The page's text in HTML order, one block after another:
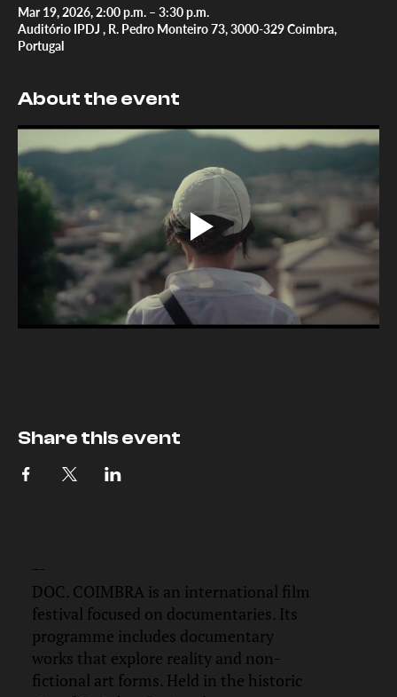
Mar 19, 2026, 2:00 p.m. – 3:30 p.m.
Auditório IPDJ , R. Pedro Monteiro 73, 3000-329 Coimbra,
Portugal
About the event
Share this event
DOC. COIMBRA is an international film
festival focused on documentaries. Its
programme includes documentary
works that explore reality and non-
fictional art forms. Held in the historic